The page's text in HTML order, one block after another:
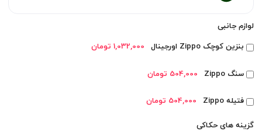
لوازم جانبی
بنزین کوچک Zippo اورجینال
1,032,000 تومان
سنگ Zippo 504,000 تومان
فتیله Zippo 504,000 تومان
گزینه های حکاکی